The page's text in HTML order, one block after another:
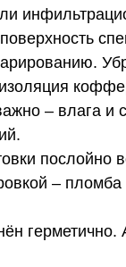
– влага
послойно
–